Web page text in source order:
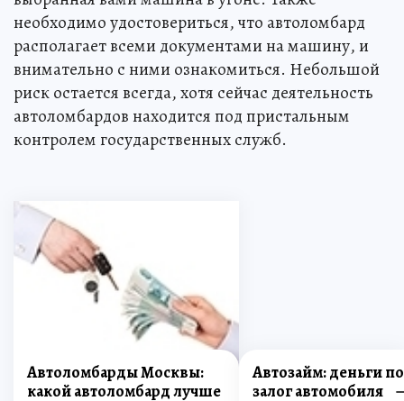
необходимо удостовериться, что автоломбард
располагает всеми документами на машину, и
внимательно с ними ознакомиться. Небольшой
риск остается всегда, хотя сейчас деятельность
автоломбардов находится под пристальным
контролем государственных служб.
Автоломбарды Москвы:
какой автоломбард лучше
Автозайм: деньги
залог автомобиля